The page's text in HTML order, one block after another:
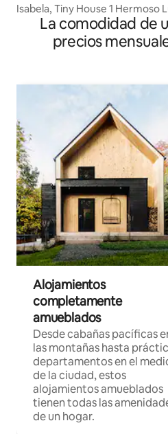
Isabela, Tiny House 1 Hermoso
La comodidad de
precios
Alojamientos
completamente
amueblados
Desde cabañas pacíficas
las montañas hasta
departamentos en el
de la ciudad, estos
alojamientos amueblados
tienen todas las
de un hogar.